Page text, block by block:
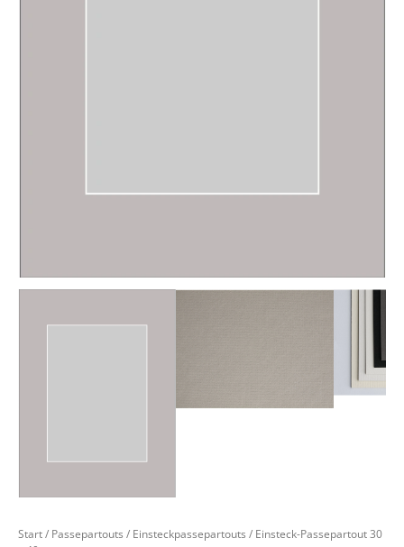
Start/ Passepartouts / Einsteckpassepartouts / Einsteck-Passepartout 30